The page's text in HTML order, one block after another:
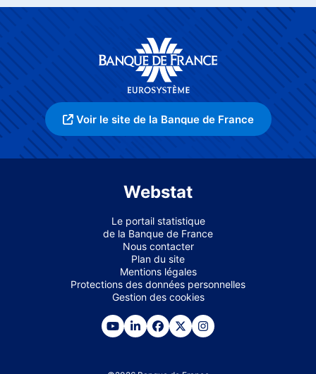
Voir le site de la Banque de France
Webstat
Le portail statistique
de la Banque de France
Nous contacter
Plan du site
Mentions légales
Protections des données personnelles
Gestion des cookies